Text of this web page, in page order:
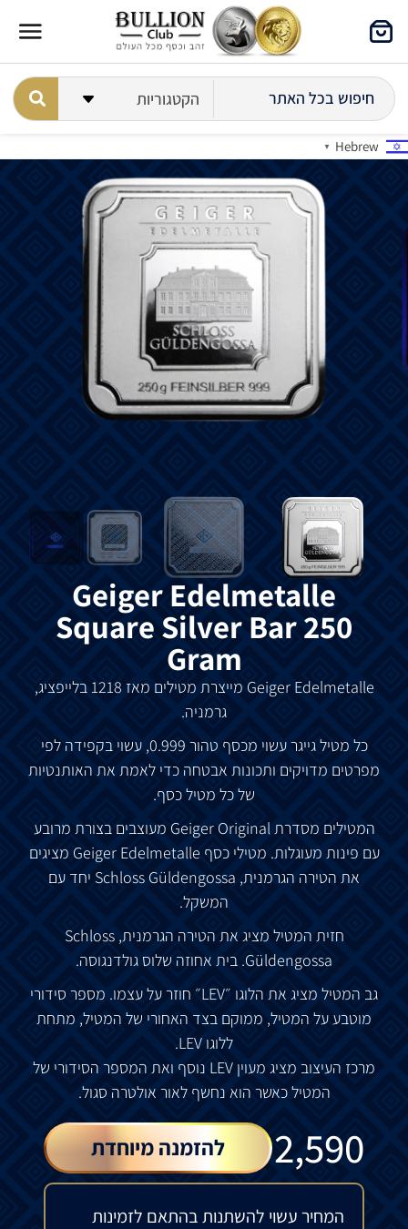
Hebrew
▼
Geiger Edelmetalle
Square Silver Bar 250
Gram
Geiger Edelmetalle מייצרת מטילים מאז 1218 בלייפציג,
גרמניה.
כל מטיל גייגר עשוי מכסף טהור 0.999, עשוי בקפידה לפי
מפרטים מדויקים ותכונות אבטחה כדי לאמת את האותנטיות
של כל מטיל כסף.
המטילים מסדרת Geiger Original מעוצבים בצורת מרובע
עם פינות מעוגלות. מטילי כסף Geiger Edelmetalle מציגים
את הטירה הגרמנית, Schloss Güldengossa יחד עם
המשקל.
חזית המטיל מציג את הטירה הגרמנית, Schloss
Güldengossa. בית אחוזה שלוס גולדנגוסה.
גב המטיל מציג את הלוגו ״LEV״ חוזר על עצמו. מספר סידורי
מוטבע על המטיל, ממוקם בצד האחורי של המטיל, מתחת
ללוגו LEV.
מרכז העיצוב מציג מעוין LEV נוסף ואת המספר הסידורי של
המטיל כאשר הוא נחשף לאור אולטרה סגול.
2,590
₪ להזמנה מיוחדת
המחיר עשוי להשתנות בהתאם לזמינות